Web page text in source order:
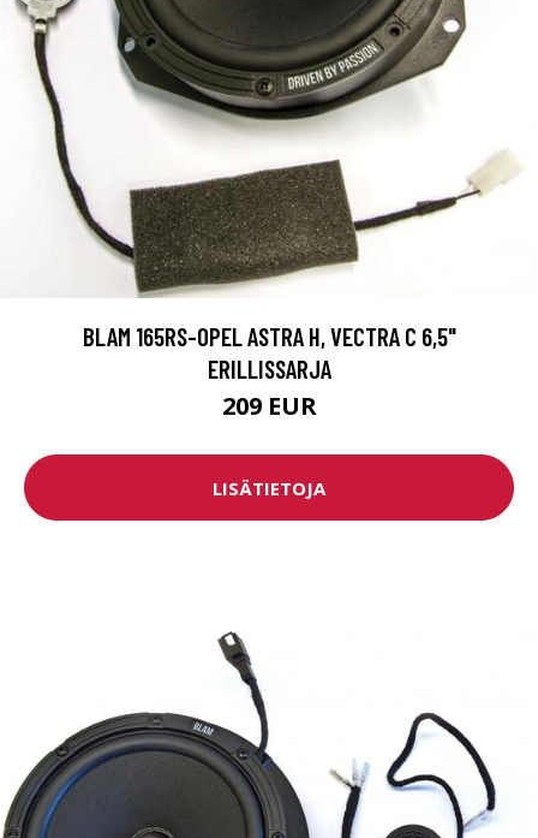
BLAM 165RS-OPEL ASTRA H, VECTRA C 6,5"
ERILLISSARJA
209 EUR
LISÄTIETOJA